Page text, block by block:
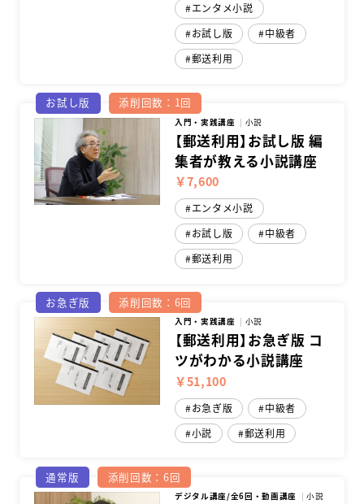
エンタメ小説
お試し版
中級者
郵送利用
お試し版 添削回数：1回
入門・実践講座 小説
【郵送利用】お試し版 編
集者が教える小説講座
￥7,600
エンタメ小説
お試し版
中級者
郵送利用
お急ぎ版 添削回数：6回
入門・実践講座 小説
【郵送利用】お急ぎ版 コ
ツがわかる小説講座
￥51,100
お急ぎ版
中級者
小説
郵送利用
通常版 添削回数：6回
デジタル講座/全6回・動画講座 小説